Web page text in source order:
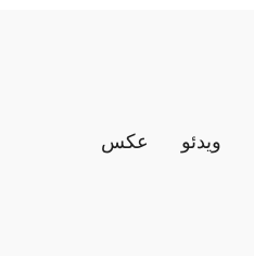
ویدئو عکس